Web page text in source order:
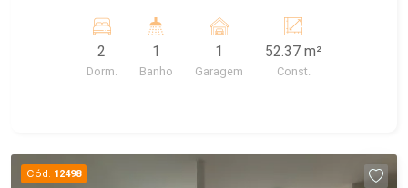
2
Dorm.
1
Banho
1
Garagem
52.37 m²
Const.
Cód. 12498